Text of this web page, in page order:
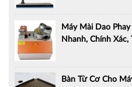
Máy Mài Dao
Nhanh, Chính Xác,
Bàn Từ Cơ Cho